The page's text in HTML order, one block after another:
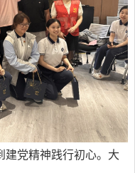
建党精神践行初心。大